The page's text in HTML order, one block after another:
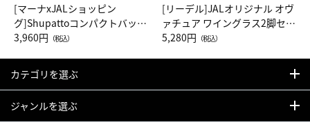
[マーナxJALショッピン
グ]Shupattoコンパクトバッグ
Drop JAL客室乗務員（LC）ス
3,960円 （税込）
[リーデル]JALオリジナル オヴ
ァチュア ワイングラス2脚セッ
ト（レッドワイン）
5,280円 （税込）
カテゴリを選ぶ
ジャンルを選ぶ